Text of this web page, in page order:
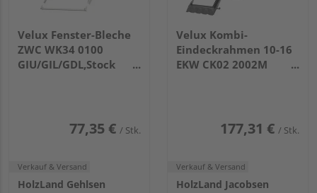
Velux Fenster-Bleche
ZWC WK34 0100
GIU/GIL/GDL,Stock
77,35 € / Stk.
Verkauf & Versand
HolzLand Gehlsen
Velux Kombi-
Eindeckrahmen 10-16
EKW CK02 2002M
177,31 € / Stk.
Verkauf & Versand
HolzLand Jacobsen